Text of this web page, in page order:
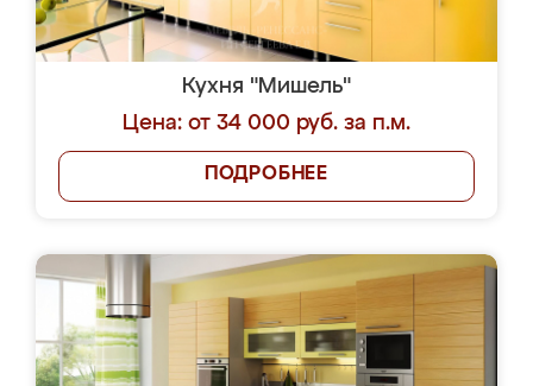
Кухня "Мишель"
Цена: от 34 000 руб. за п.м.
ПОДРОБНЕЕ